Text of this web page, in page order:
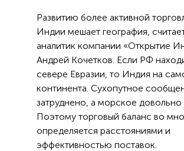
Развитию более активной
Индии мешает география,
аналитик компании «Открытие
Андрей Кочетков. Если РФ
севере Евразии, то Индия на
континента. Сухопутное
затруднено, а морское довольно
Поэтому торговый баланс во
определяется расстояниями и
эффективностью поставок.